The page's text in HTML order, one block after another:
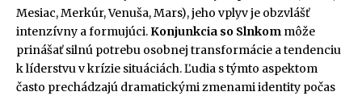
Mesiac, Merkúr, Venuša, Mars), jeho vplyv je obzvlášť
intenzívny a formujúci.Konjunkcia so Slnkom môže
prinášať silnú potrebu osobnej transformácie a tendenciu
k líderstvu v krízie situáciách. Ľudia s týmto aspektom
často prechádzajú dramatickými zmenami identity počas